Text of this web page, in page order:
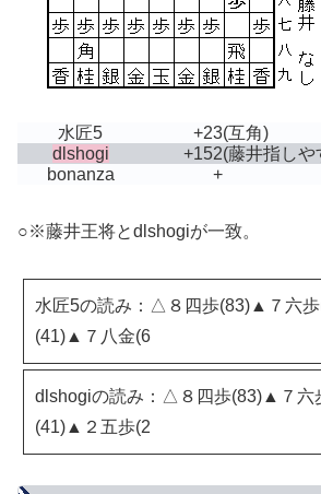
水匠5 +23(互角)
dlshogi
+152(藤井指しや
bonanza
+
○※藤井王将とdlshogiが一致。
水匠5の読み：△８四歩(83)▲７六
(41)▲７八金(6
dlshogiの読み：△８四歩(83)▲７六
(41)▲２五歩(2